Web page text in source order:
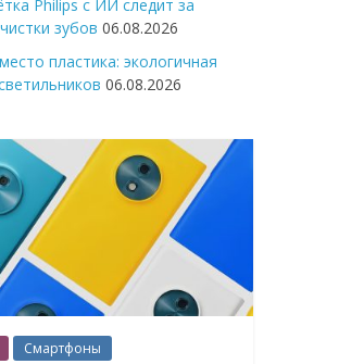
Philips с ИИ следит за
зубов 06.08.2026
пластика: экологичная
06.08.2026
Смартфоны